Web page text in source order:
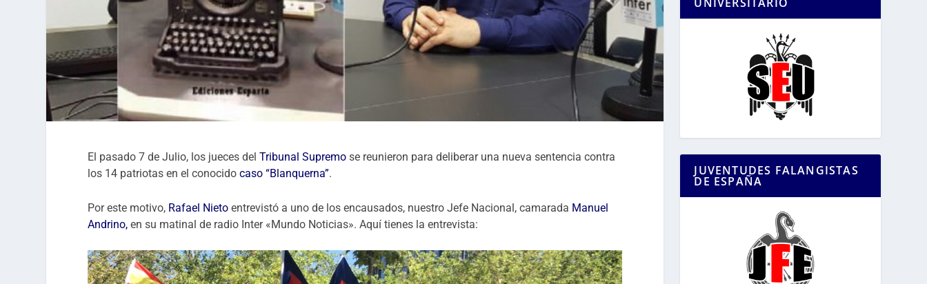
El pasado 7 de Julio, los jueces delTribunal Supremo se reunieron para deliberar una nueva sentencia contra
los 14 patriotas en el conocidocaso “Blanquerna”.
Por este motivo, Rafael Nieto entrevistó a uno de los encausados, nuestro Jefe Nacional, camarada Manuel
Andrino, en su matinal de radio Inter «Mundo Noticias». Aquí tienes la entrevista:
JUVENTUDES FALANGISTAS
DE ESPAÑA